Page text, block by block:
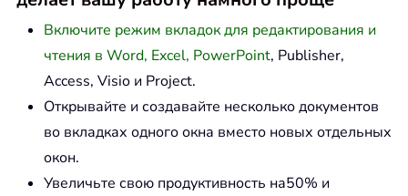
Включите режим вкладок для редактирования и
чтения в Word, Excel, PowerPoint, Publisher,
Access, Visio и Project.
Открывайте и создавайте несколько документов
во вкладках одного окна вместо новых отдельных
окон.
Увеличьте свою продуктивность на50% и